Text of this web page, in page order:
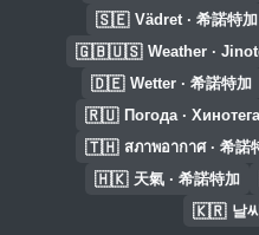
🇸🇪 Vädret · 希諾特加
🇬🇧🇺🇸 Weather ·
🇩🇪 Wetter · 希諾特加
🇷🇺 Погода · Хинотега
🇹🇭 สภาพอากาศ · 希諾
🇭🇰 天氣 · 希諾特加
🇰🇷 날